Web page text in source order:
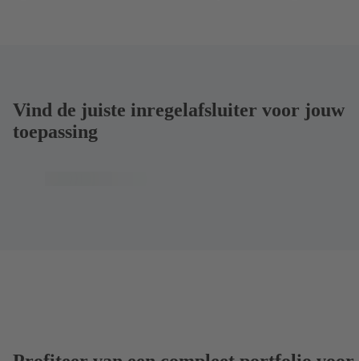
Vind de juiste inregelafsluiter voor jouw
toepassing